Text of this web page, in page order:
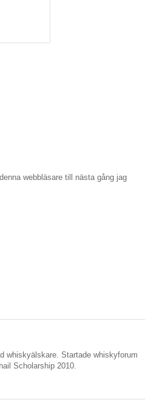
webbläsare till nästa gång jag
whiskyälskare. Startade whiskyforum
Scholarship 2010.